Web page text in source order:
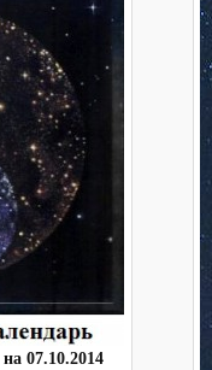
07.10.2014